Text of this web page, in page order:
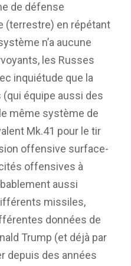
de défense
(terrestre) en répétant
n’a aucune
les Russes
inquiétude que la
(qui équipe aussi des
même système de
Mk.41 pour le tir
offensive surface-
offensives à
aussi
missiles,
données de
Trump (et déjà par
depuis des années